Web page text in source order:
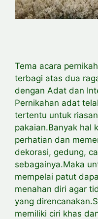
Tema acara
terbagi atas dua
dengan Adat dan
Pernikahan adat
tertentu untuk
pakaian.Banyak hal
perhatian dan
dekorasi, gedung,
sebagainya.Maka
mempelai patut
menahan diri agar
yang
memiliki ciri khas